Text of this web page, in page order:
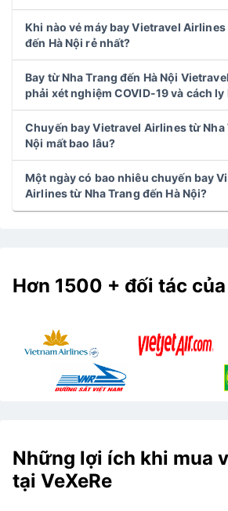
Khi nào vé máy bay Vietravel Airlines
đến Hà Nội rẻ nhất?
Bay từ Nha Trang đến Hà Nội
phải xét nghiệm COVID-19 và cách
Chuyến bay Vietravel Airlines từ Nha
Nội mất bao lâu?
Một ngày có bao nhiêu chuyến bay
Airlines từ Nha Trang đến Hà Nội?
Hơn 1500 + đối tác của
Những lợi ích khi mua
tại VeXeRe